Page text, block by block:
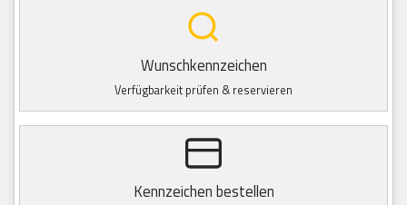
Wunschkennzeichen
Verfügbarkeit prüfen & reservieren
Kennzeichen bestellen